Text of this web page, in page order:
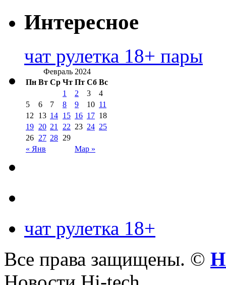
Интересное
чат рулетка 18+ пары
Февраль 2024
Пн Вт Ср Чт Пт Сб Вс
« Янв Мар »
1 2 3
4
5
6 7 8 9 10 11
12
13 14 15 16 17 18
19 20 21 22 23 24 25
26 27 28 29
чат рулетка 18+
Все права защищены. ©